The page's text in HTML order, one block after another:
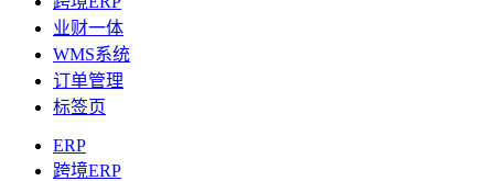
业财一体
WMS系统
订单管理
标签页
ERP
跨境ERP